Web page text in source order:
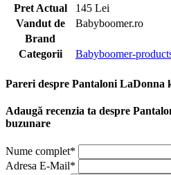
Pret Actual
145 Lei
Vandut de
Babyboomer.ro
Brand
Categorii
Babyboomer-
Pareri despre Pantaloni LaDonna
Adaugă recenzia ta despre
buzunare
Nume complet*
Adresa E-Mail*